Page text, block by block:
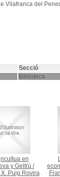
Vilafranca del
Secció
Biblioteca
en
y Geltrú /
X. Puig Rovira